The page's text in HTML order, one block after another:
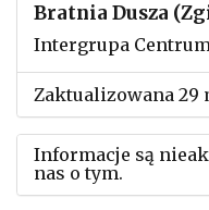
Bratnia Dusza
Intergrupa
Zaktualizowana 29
Informacje są
nas o tym.